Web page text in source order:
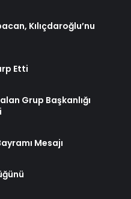
Kılıçdaroğlu’nu
Etti
Grup Başkanlığı
Mesajı